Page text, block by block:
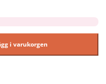
i varukorgen